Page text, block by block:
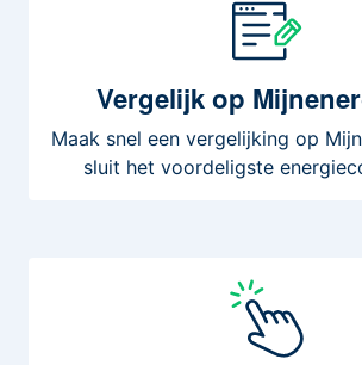
Vergelijkop
Maak snel een vergelijking op
sluit het voordeligste